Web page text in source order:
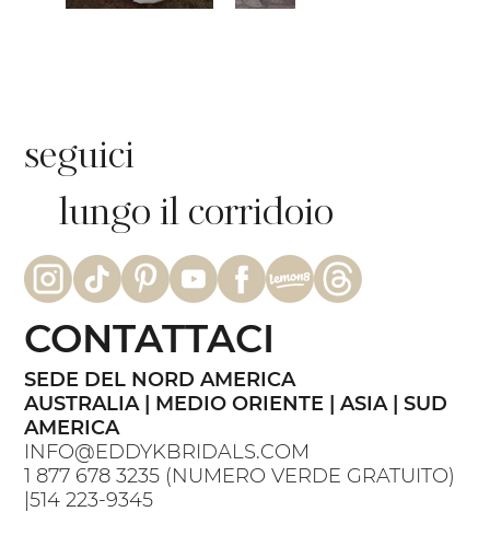
seguici
lungo il corridoio
SEDE DEL NORD AMERICA
AUSTRALIA | MEDIO ORIENTE | ASIA | SUD
AMERICA
INFO@EDDYKBRIDALS.COM
1 877 678 3235 (NUMERO VERDE GRATUITO)
|514 223-9345
CONTATTACI